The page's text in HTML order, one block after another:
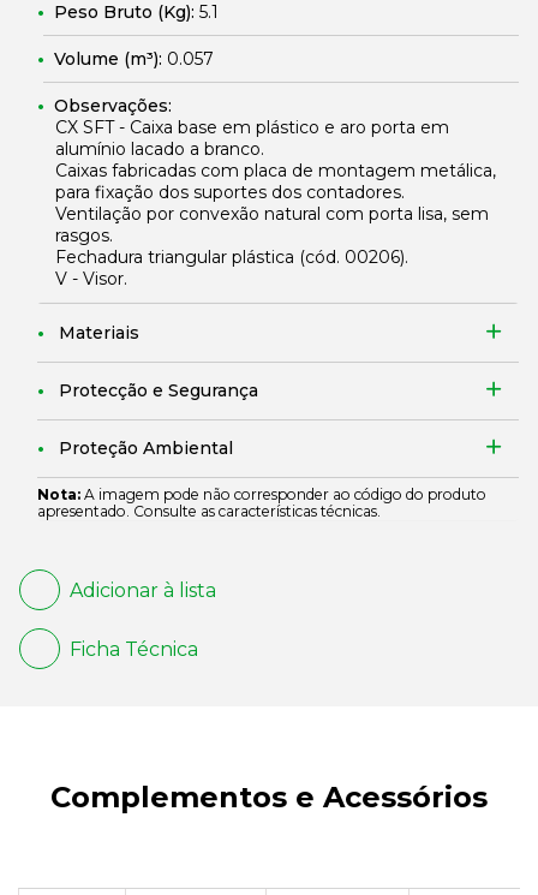
Peso Bruto (Kg): 5.1
Volume (m³): 0.057
Observações:
CX SFT - Caixa base em plástico e aro porta em
alumínio lacado a branco.
Caixas fabricadas com placa de montagem metálica,
para fixação dos suportes dos contadores.
Ventilação por convexão natural com porta lisa, sem
rasgos.
Fechadura triangular plástica (cód. 00206).
V - Visor.
Materiais
Protecção e Segurança
Proteção Ambiental
Nota: A imagem pode não corresponder ao código do produto
apresentado. Consulte as características técnicas.
Adicionar à lista
Ficha Técnica
Complementos e Acessórios